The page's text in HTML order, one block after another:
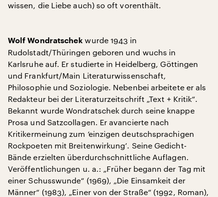
wissen, die Liebe auch) so oft vorenthält.
Wolf Wondratschek wurde 1943 in
Rudolstadt/Thüringen geboren und wuchs in
Karlsruhe auf. Er studierte in Heidelberg, Göttingen
und Frankfurt/Main Literaturwissenschaft,
Philosophie und Soziologie. Nebenbei arbeitete er als
Redakteur bei der Literaturzeitschrift „Text + Kritik“.
Bekannt wurde Wondratschek durch seine knappe
Prosa und Satzcollagen. Er avancierte nach
Kritikermeinung zum ‘einzigen deutschsprachigen
Rockpoeten mit Breitenwirkung’. Seine Gedicht-
Bände erzielten überdurchschnittliche Auflagen.
Veröffentlichungen u. a.: „Früher begann der Tag mit
einer Schusswunde“ (1969), „Die Einsamkeit der
Männer“ (1983), „Einer von der Straße“ (1992, Roman),